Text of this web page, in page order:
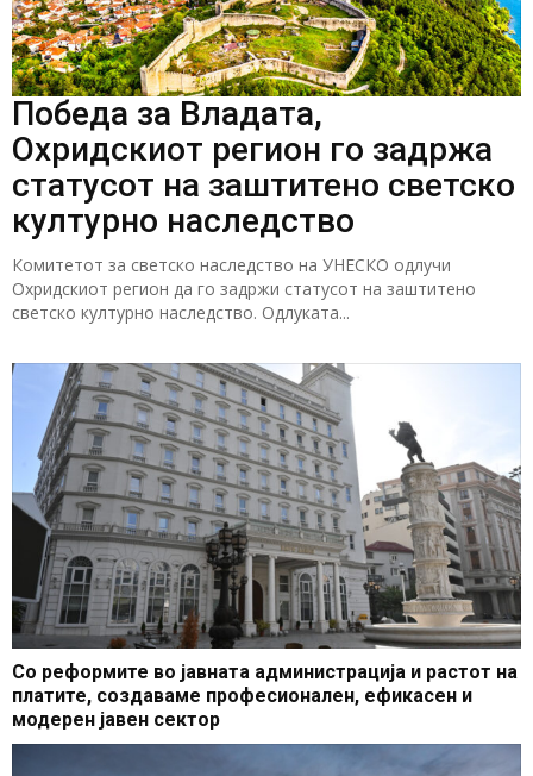
Победа за Владата,
Охридскиот регион го задржа
статусот на заштитено светско
културно наследство
Комитетот за светско наследство на УНЕСКО одлучи
Охридскиот регион да го задржи статусот на заштитено
светско културно наследство. Одлуката...
Со реформите во јавната администрација и растот на
платите, создаваме професионален, ефикасен и
модерен јавен сектор